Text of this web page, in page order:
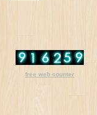
free web counter